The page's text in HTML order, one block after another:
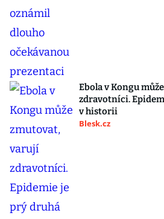
Ebola v Kongu
zdravotníci.
v historii
Blesk.cz